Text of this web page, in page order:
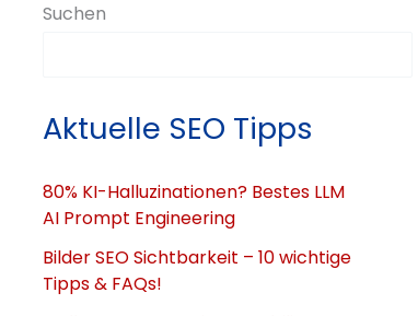
Suchen
Aktuelle SEO Tipps
80% KI-Halluzinationen? Bestes LLM
AI Prompt Engineering
Bilder SEO Sichtbarkeit – 10 wichtige
Tipps & FAQs!